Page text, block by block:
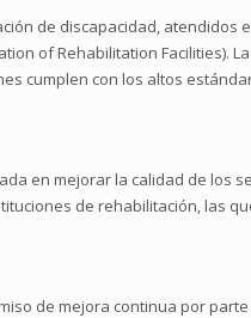
de discapacidad,
of Rehabilitation
cumplen con los altos
en mejorar la calidad de los
de rehabilitación, las
de mejora continua por